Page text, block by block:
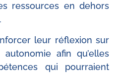
ressources en dehors
leur réflexion sur
afin qu’elles
qui pourraient